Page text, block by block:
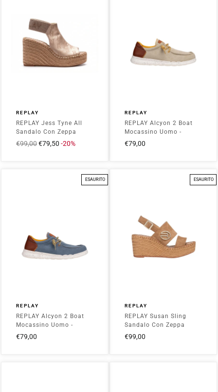
REPLAY
REPLAY Jess Tyne All
Sandalo Con Zeppa
Donna - RP4G0041S Oro
Prezzo
€99,00Prezzo
€79,50 -20%
REPLAY
REPLAY Alcyon 2 Boat
Mocassino Uomo -
RM120001T_M005R
Beige
€79,00
ESAURITO
REPLAY
REPLAY Alcyon 2 Boat
Mocassino Uomo -
RM120001T_M003R Blu
€79,00
ESAURITO
REPLAY
REPLAY Susan Sling
Sandalo Con Zeppa
Donna -
€99,00